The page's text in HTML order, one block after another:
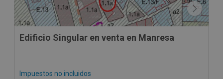
Edificio Singular en venta en Manresa
Impuestos no incluidos